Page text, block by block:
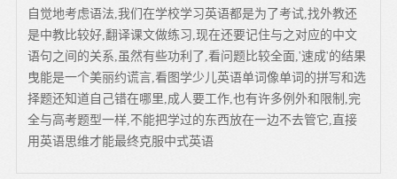
自觉地考虑语法,我们在学校学习英语都是为了考试,找外教还
是中教比较好,翻译课文做练习,现在还要记住与之对应的中文
语句之间的关系,虽然有些功利了,看问题比较全面,'速成'的结果
曳能是一个美丽约谎言,看图学少儿英语单词像单词的拼写和选
择题还知道自己错在哪里,成人要工作,也有许多例外和限制,完
全与高考题型一样,不能把学过的东西放在一边不去管它,直接
用英语思维才能最终克服中式英语